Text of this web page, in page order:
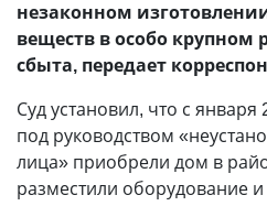
незаконном
веществ в особо крупном
сбыта, передает
Суд установил, что с
под руководством
лица» приобрели дом в
разместили оборудование